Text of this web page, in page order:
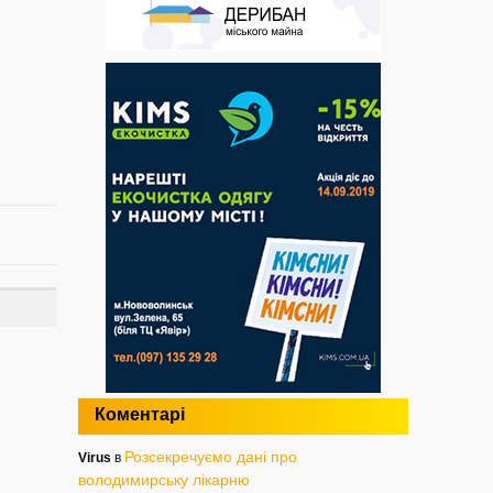
Коментарі
Virus в Розсекречуємо дані про
володимирську лікарню